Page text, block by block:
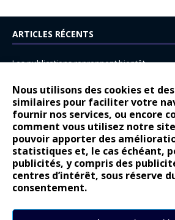
Nous utilisons des cookies et
similaires pour faciliter votre
fournir nos services, ou encore
comment vous utilisez notre
pouvoir apporter des
statistiques et, le cas échéant,
publicités, y compris des
centres d’intérêt, sous réserve
consentement.
ARTICLES RÉCENTS
Les publications reprennent bientôt…
14 juillet : nouveau film de marque pour
Renault Espace : voyage, voyage…
Peugeot E-208 GTi : naissance d’une
COMMENTAIRES RÉCENTS
Bernard Dardartdans
Gilly